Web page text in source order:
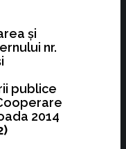
şi
nr.
publice
2014